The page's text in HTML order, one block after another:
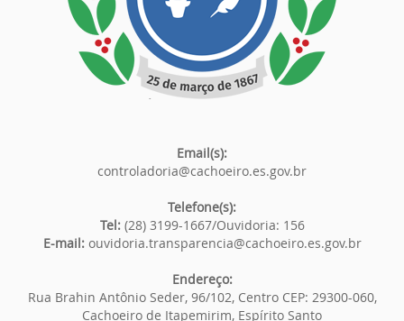
Email(s):
controladoria@cachoeiro.es.gov.br
Telefone(s):
Tel: (28) 3199-1667/Ouvidoria: 156
E-mail: ouvidoria.transparencia@cachoeiro.es.gov.br
Endereço:
Rua Brahin Antônio Seder, 96/102, Centro CEP: 29300-060,
Cachoeiro de Itapemirim, Espírito Santo